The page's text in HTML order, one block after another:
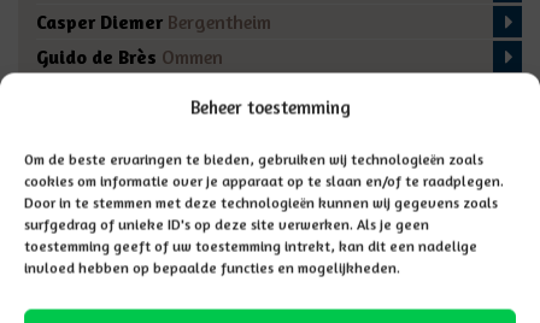
Beheer toestemming
Om de beste ervaringen te bieden, gebruiken wij technologieën zoals
cookies om informatie over je apparaat op te slaan en/of te raadplegen.
Door in te stemmen met deze technologieën kunnen wij gegevens zoals
surfgedrag of unieke ID's op deze site verwerken. Als je geen
toestemming geeft of uw toestemming intrekt, kan dit een nadelige
invloed hebben op bepaalde functies en mogelijkheden.
Casper Diemer Bergentheim
Guido de Brès Ommen
Domino Den Ham
De BronEnschede